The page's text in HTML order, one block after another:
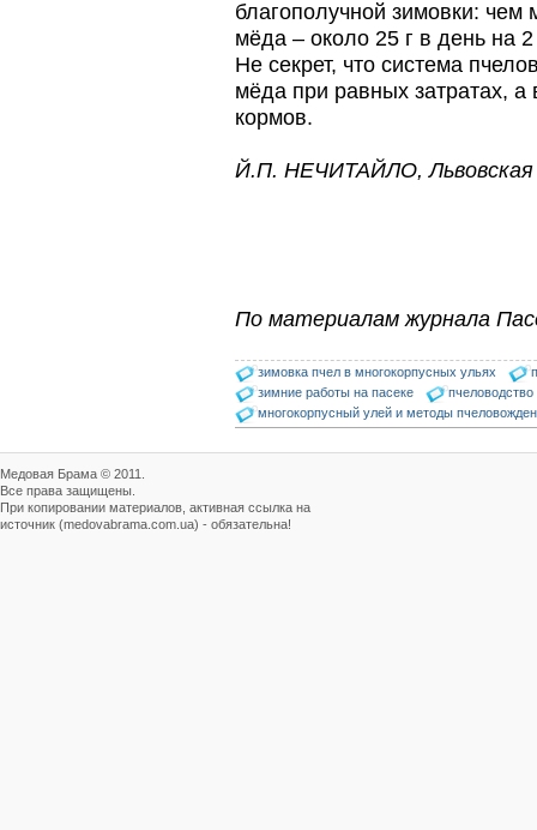
благополучной зимовки:
мёда – около 25 г в день на 2
Не секрет, что система
мёда при равных затратах,
кормов.
Й.П. НЕЧИТАЙЛО, Львовская
По материалам журнала
зимовка пчел в многокорпусных ульях
зимние работы на пасеке
многокорпусный улей и методы
Медовая Брама © 2011.
Все права защищены.
При копировании материалов, активная ссылка на
источник (medovabrama.com.ua) - обязательна!